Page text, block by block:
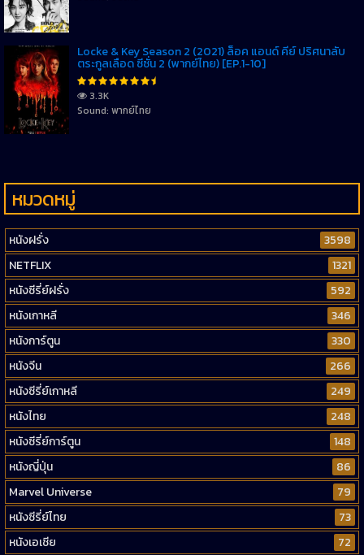
Locke & Key Season 2 (2021) ล็อค แอนด์ คีย์ ปริศนาลับ
ตระกูลเลือด ซีซั่น 2 (พากย์ไทย) [EP.1-10]
3.3K
Sound: พากย์ไทย
หมวดหมู่
หนังฝรั่ง
3598
NETFLIX
1321
หนังซีรี่ย์ฝรั่ง
592
หนังเกาหลี
346
หนังการ์ตูน
330
หนังจีน
266
หนังซีรี่ย์เกาหลี
249
หนังไทย
248
หนังซีรี่ย์การ์ตูน
148
หนังญี่ปุ่น
86
Marvel Universe
79
หนังซีรี่ย์ไทย
73
หนังเอเชีย
72